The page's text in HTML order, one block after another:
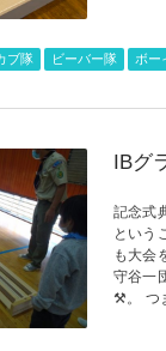
ブ隊 ビーバー隊 ボー
IBグ
記念式
という
も大会
守谷一
⚒。 つ